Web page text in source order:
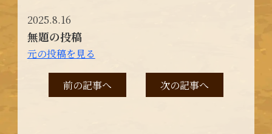
2025.8.16
無題の投稿
元の投稿を見る
前の記事へ 次の記事へ